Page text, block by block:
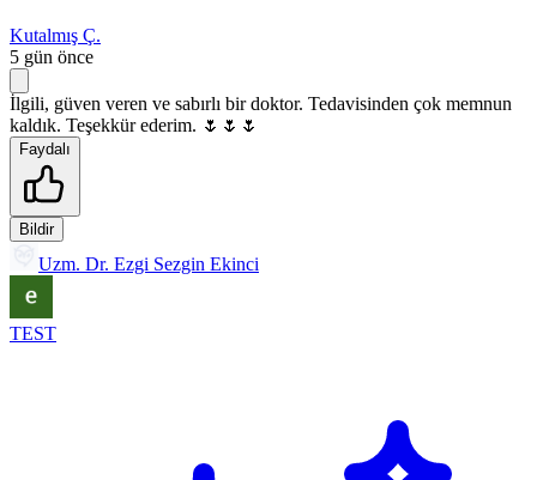
Kutalmış Ç.
5 gün önce
İlgili, güven veren ve sabırlı bir doktor. Tedavisinden çok memnun
kaldık. Teşekkür ederim. 🌷🌷🌷
Faydalı
Bildir
Uzm. Dr. Ezgi Sezgin Ekinci
TEST